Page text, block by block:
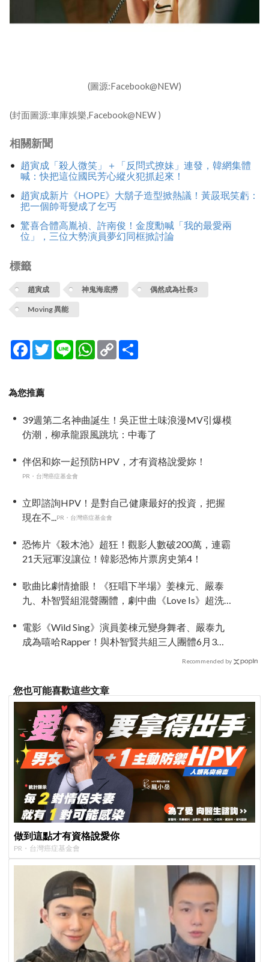
(圖源:Facebook@NEW)
(封面圖源:車庫娛樂,Facebook@NEW )
相關新聞
趙寅成「殺人微笑」＋「反問式撩妹」連發，韓網集體
喊：快把這位國民芳心縱火犯抓起來！
趙寅成新片《HOPE》大鬍子造型掀熱議！黃晸珉笑虧：
把一個帥哥變成了乞丐
驚喜合體高胤禎、許南俊！金度勳喊「我的最愛兩
位」，三位大勢演員夢幻同框掀討論
標籤
趙寅成 神鬼海底撈 偶然成為社長3
Moving 異能
Facebook
TwitterLine WhatsApp
Copy
Link
為您推薦
39週第二名神曲誕生！吳正世土味浪漫MV引爆模
仿潮，柳承龍跟風跳坑：中毒了
伴侶和妳一起預防HPV，才有資格說愛妳！
PR・台灣癌症基金會
立即諮詢HPV！是對自己健康最好的投資，把握
現在不...PR・台灣癌症基金會
恐怖片《殺木池》超狂！觀影人數破200萬，連霸
21天冠軍沒讓位！韓影恐怖片票房史第4！
歌曲比劇情搶眼！《狂唱下半場》姜棟元、嚴泰
九、朴智賢組混聲團體，劇中曲《Love Is》超洗
電影《Wild Sing》演員姜棟元變身舞者、嚴泰九
成為嘻哈Rapper！與朴智賢共組三人團體6月3日
Recommended by
您也可能喜歡這些文章
做到這點才有資格說愛你
PR・台灣癌症基金會